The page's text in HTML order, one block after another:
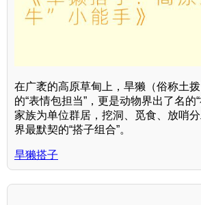
在广袤的高原草甸上，旱獭（俗称土
的“表情包担当”，更是动物界出了名的
家族为单位群居，挖洞、觅食、放哨
界最默契的“搭子组合”。
旱獭搭子